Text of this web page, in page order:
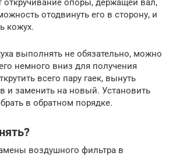
откручивание опоры, держащей вал,
отодвинуть его в сторону, и
кожух.
выполнять не обязательно, можно
немного вниз для получения
всего пару гаек, вынуть
и заменить на новый. Установить
в обратном порядке.
воздушного фильтра в